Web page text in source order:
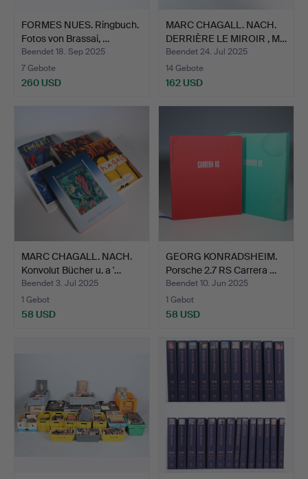
FORMES NUES. Ringbuch.
Fotos von Brassai, …
Beendet 18. Sep 2025
7 Gebote
260 USD
MARC CHAGALL. NACH.
DERRIÈRE LE MIROIR , M…
Beendet 24. Jul 2025
14 Gebote
162 USD
MARC CHAGALL. NACH.
Konvolut Bücher u. a '…
Beendet 3. Jul 2025
1 Gebot
58 USD
GEORG KONRADSHEIM.
Porsche 2.7 RS Carrera …
Beendet 10. Jun 2025
1 Gebot
58 USD